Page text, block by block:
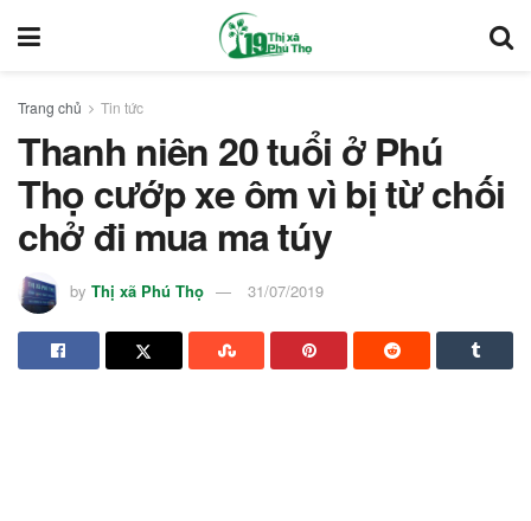
Trang chủ Tin tức
Thanh niên 20 tuổi ở Phú
Thọ cướp xe ôm vì bị từ chối
chở đi mua ma túy
by Thị xã Phú Thọ 31/07/2019